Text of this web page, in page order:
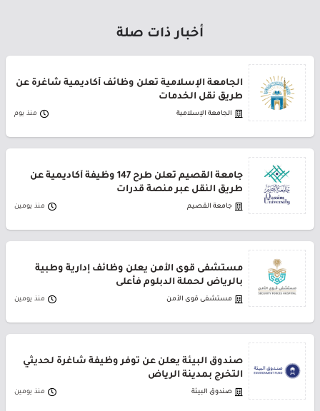
أخبار ذات صلة
الجامعة الإسلامية تعلن وظائف أكاديمية شاغرة عن
طريق نقل الخدمات
الجامعة الإسلامية منذ يوم
جامعة القصيم تعلن طرح 147 وظيفة أكاديمية عن
طريق النقل عبر منصة قدرات
جامعة القصيم منذ يومين
مستشفى قوى الأمن يعلن وظائف إدارية وطبية
بالرياض لحملة الدبلوم فأعلى
مستشفى قوى الأمن منذ يومين
صندوق البيئة يعلن عن توفر وظيفة شاغرة لحديثي
التخرج بمدينة الرياض
صندوق البيئة منذ يومين